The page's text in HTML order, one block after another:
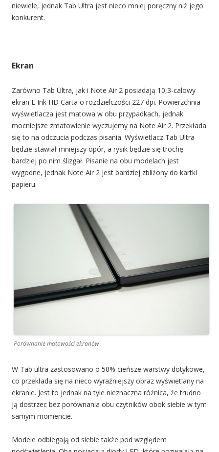
niewiele, jednak Tab Ultra jest nieco mniej poręczny niż jego
konkurent.
Ekran
Zarówno Tab Ultra, jak i Note Air 2 posiadają 10,3-calowy
ekran E Ink HD Carta o rozdzielczości 227 dpi. Powierzchnia
wyświetlacza jest matowa w obu przypadkach, jednak
mocniejsze zmatowienie wyczujemy na Note Air 2. Przekłada
się to na odczucia podczas pisania. Wyświetlacz Tab Ultra
będzie stawiał mniejszy opór, a rysik będzie się trochę
bardziej po nim ślizgał. Pisanie na obu modelach jest
wygodne, jednak Note Air 2 jest bardziej zbliżony do kartki
papieru.
Porównanie matowości ekranów
W Tab ultra zastosowano o 50% cieńsze warstwy dotykowe,
co przekłada się na nieco wyraźniejszy obraz wyświetlany na
ekranie. Jest to jednak na tyle nieznaczna różnica, że trudno
ją dostrzec bez porównania obu czytników obok siebie w tym
samym momencie.
Modele odbiegają od siebie także pod względem